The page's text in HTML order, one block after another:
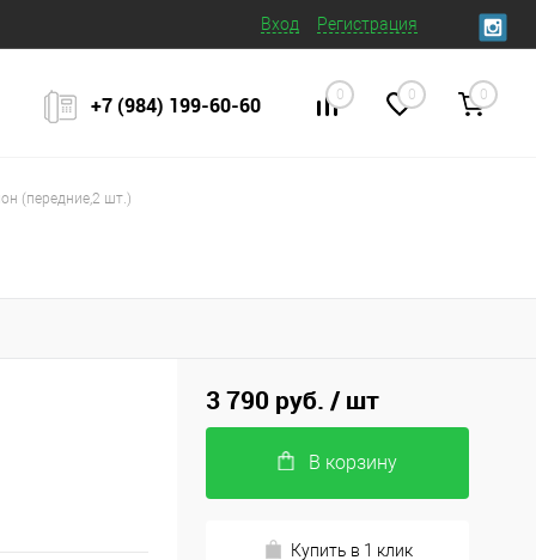
Вход Регистрация
+7 (984) 199‒60‒60 0 0 0
(передние,2 шт.)
3 790 руб. / шт
В корзину
Купить в 1 клик